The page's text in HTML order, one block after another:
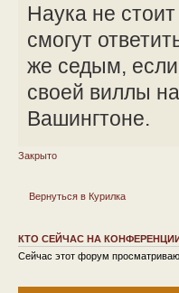
Наука не
смогут
же седым, если
своей виллы
Вашингтоне.
Закрыто
Вернуться в Курилка
КТО СЕЙЧАС НА
Сейчас этот форум